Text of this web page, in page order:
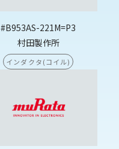
#B953AS-221M=P3
村田製作所
インダクタ(コイル)